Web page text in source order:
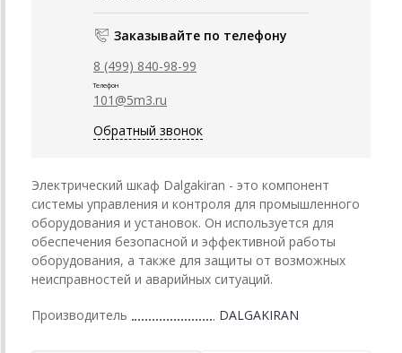
Заказывайте по телефону
8 (499) 840-98-99
Телефон
101@5m3.ru
Обратный звонок
Электрический шкаф Dalgakiran - это компонент
системы управления и контроля для промышленного
оборудования и установок. Он используется для
обеспечения безопасной и эффективной работы
оборудования, а также для защиты от возможных
неисправностей и аварийных ситуаций.
Производитель DALGAKIRAN